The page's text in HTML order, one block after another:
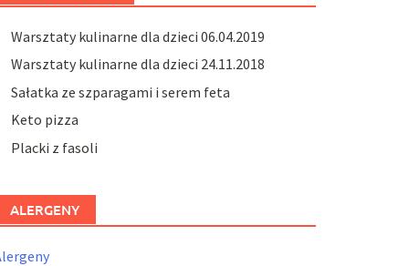
Warsztaty kulinarne dla dzieci 06.04.2019
Warsztaty kulinarne dla dzieci 24.11.2018
Sałatka ze szparagami i serem feta
Keto pizza
Placki z fasoli
ALERGENY